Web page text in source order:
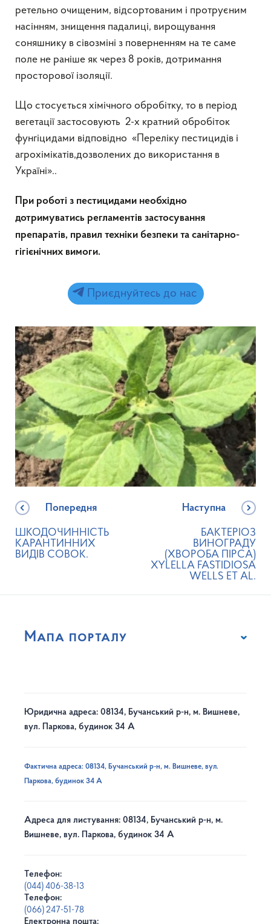
ретельно очищеним, відсортованим і протруєним
насінням, знищення падалиці, вирощування
соняшнику в сівозміні з поверненням на те саме
поле не раніше як через 8 років, дотримання
просторової ізоляції.
Що стосується хімічного обробітку, то в період
вегетації застосовують 2-х кратний обробіток
фунгіцидами відповідно «Переліку пестицидів і
агрохімікатів,дозволених до використання в
Україні»..
При роботі з пестицидами необхідно
дотримуватись регламентів застосування
препаратів, правил техніки безпеки та санітарно-
гігієнічних вимоги.
Приєднуйтесь до нас
Попередня
ШКОДОЧИННІСТЬ
КАРАНТИННИХ
ВИДІВ СОВОК.
Наступна
БАКТЕРІОЗ
ВИНОГРАДУ
(ХВОРОБА ПІРСА)
XYLELLA FASTIDIOSA
WELLS ET AL.
Мапа порталу
Юридична адреса: 08134, Бучанський р-н, м. Вишневе,
вул. Паркова, будинок 34 А
Фактична адреса: 08134, Бучанський р-н, м. Вишневе, вул.
Паркова, будинок 34 А
Адреса для листування: 08134, Бучанський р-н, м.
Вишневе, вул. Паркова, будинок 34 А
Телефон:
(044) 406-38-13
Телефон:
(066) 247-51-78
Електронна пошта: